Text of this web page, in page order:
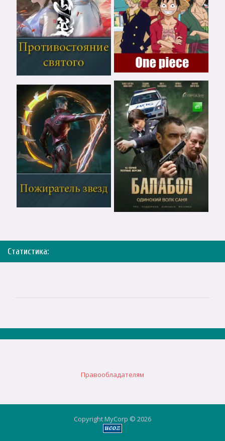
Статистика:
Правообладателям
Copyright MyCorp © 2026